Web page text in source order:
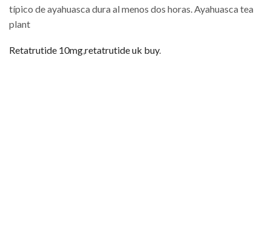
típico de ayahuasca dura al menos dos horas. Ayahuasca tea
plant
Retatrutide 10mg,retatrutide uk buy.